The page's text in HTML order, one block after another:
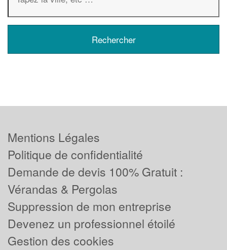
Mentions Légales
Politique de confidentialité
Demande de devis 100% Gratuit :
Vérandas & Pergolas
Suppression de mon entreprise
Devenez un professionnel étoilé
Gestion des cookies